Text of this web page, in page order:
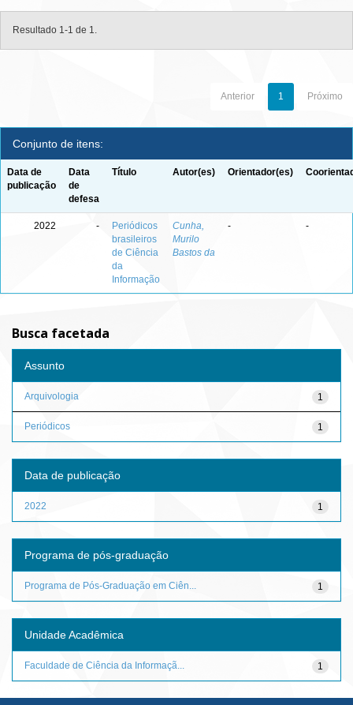
Resultado 1-1 de 1.
Anterior 1 Próximo
Conjunto de itens:
Data de
publicação
Data
de
defesa
Título Autor(es) Orientador(es)
2022 -
Periódicos
brasileiros
de Ciência
da
Informação
Cunha,
Murilo
Bastos da
- -
Busca facetada
Assunto
1
Arquivologia
1
Periódicos
Data de publicação
1
2022
Programa de pós-graduação
1
Programa de Pós-Graduação em Ciên...
Unidade Acadêmica
1
Faculdade de Ciência da Informaçã...